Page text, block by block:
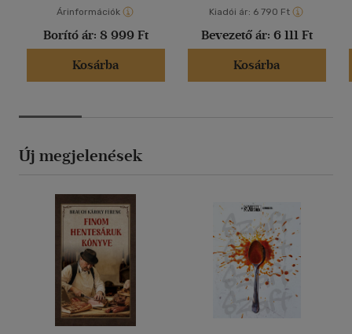
Árinformációk
Borító ár: 8 999 Ft
Kosárba
Kiadói ár: 6 790 Ft
Bevezető ár: 6 111 Ft
Kosárba
Új megjelenések